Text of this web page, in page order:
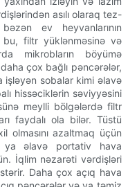
asılı olaraq tez-
ev heyvanlarının
bu, filtr yüklənməsinə və
mikrobların böyümə
çox bağlı pəncərələr,
işləyən sobalar kimi əlavə
hissəciklərin səviyyəsini
meylli bölgələrdə filtr
faydalı ola bilər. Tüstü
olmasını azaltmaq üçün
ya əlavə portativ hava
İqlim nəzarəti vərdişləri
Daha çox açıq hava